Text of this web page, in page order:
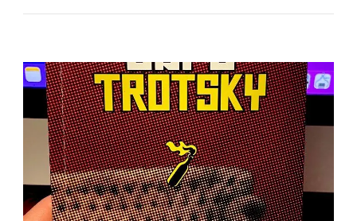
Quinto
Parlamento
De
Mujeres
Del
Estado
De